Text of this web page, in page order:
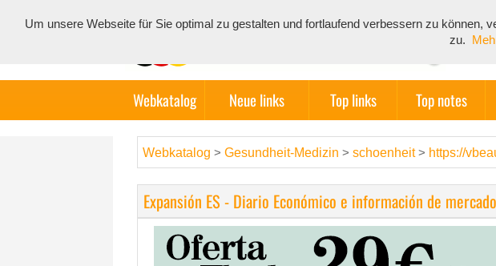
Webkatalog Neue links Top links Top notes
Webkatalog > Gesundheit-Medizin > schoenheit> https://
Expansión ES - Diario Económico e información de
Um unsere Webseite für Sie optimal zu gestalten und fortlaufend verbessern zu
zu.